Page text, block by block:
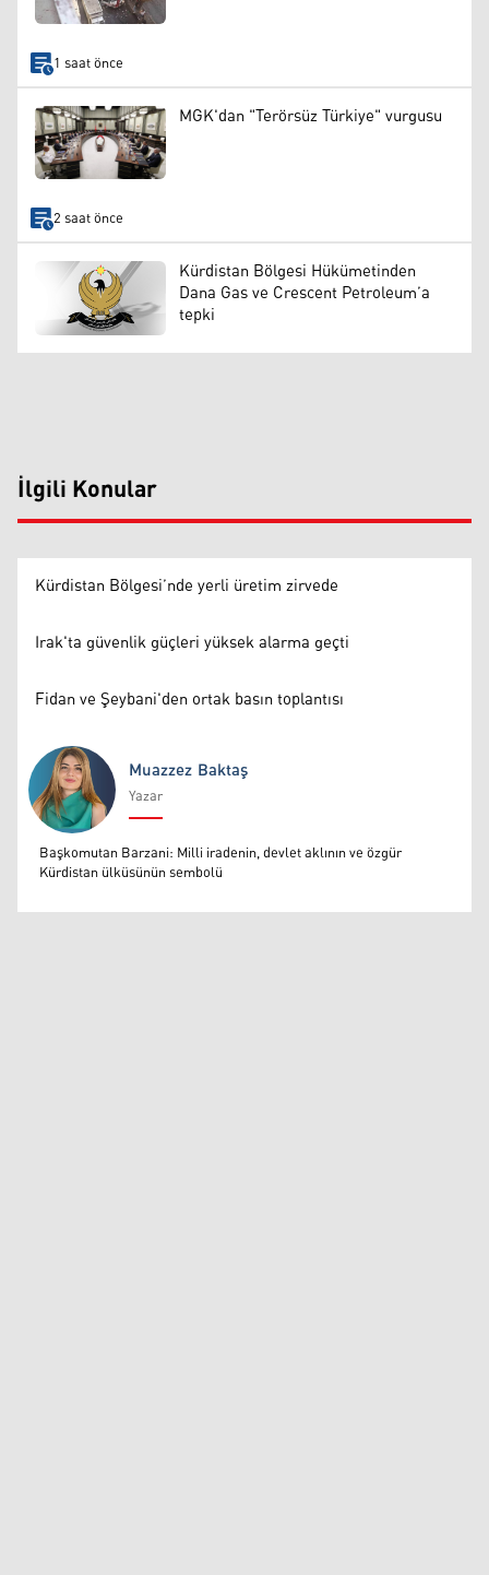
1 saat önce
MGK'dan "Terörsüz Türkiye" vurgusu
2 saat önce
Kürdistan Bölgesi Hükümetinden
Dana Gas ve Crescent Petroleum’a
tepki
İlgili Konular
Kürdistan Bölgesi’nde yerli üretim zirvede
Irak'ta güvenlik güçleri yüksek alarma geçti
Fidan ve Şeybani'den ortak basın toplantısı
Muazzez Baktaş
Muazzez Baktaş
Yazar
Başkomutan Barzani: Milli iradenin, devlet aklının ve özgür
Kürdistan ülküsünün sembolü